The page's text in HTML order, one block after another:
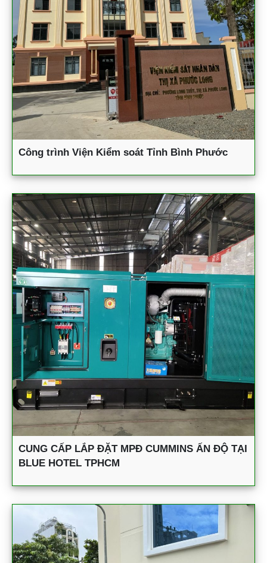
Công trình Viện Kiểm soát Tỉnh Bình Phước
CUNG CẤP LẮP ĐẶT MPĐ CUMMINS ẤN ĐỘ TẠI
BLUE HOTEL TPHCM